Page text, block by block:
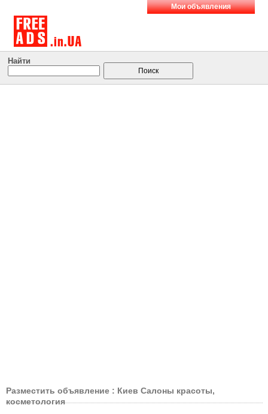
Мои объявления
Найти
Разместить объявление : Киев Салоны красоты,
косметология